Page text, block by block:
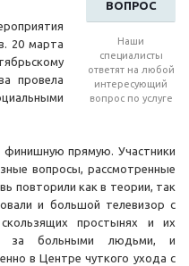
ВОПРОС
Наши
специалисты
ответят на любой
интересующий
вопрос по услуге
20 марта
провела
финишную прямую. Участники
вопросы, рассмотренные
повторили как в теории, так
и большой телевизор с
простынях и их
за больными людьми, и
в Центре чуткого ухода с